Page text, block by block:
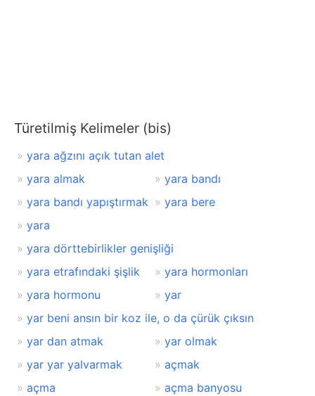
Türetilmiş Kelimeler (bis)
yara ağzını açık tutan alet
yara almak
yara bandı
yara bandı yapıştırmak
yara bere
yara
yara dörttebirlikler genişliği
yara etrafındaki şişlik
yara hormonları
yara hormonu
yar
yar beni ansın bir koz ile, o da çürük çıksın
yar dan atmak
yar olmak
yar yar yalvarmak
açmak
açma
açma banyosu